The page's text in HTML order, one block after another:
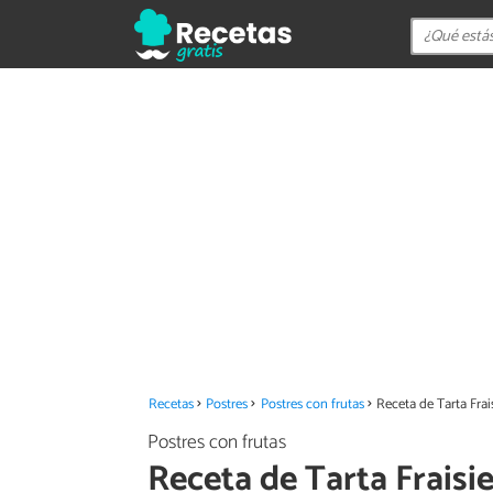
Recetas Postres Postres con frutas Receta de Tarta
Postres con frutas
Receta de Tarta